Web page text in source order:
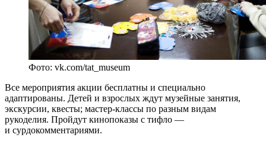
Фото: vk.com/tat_museum
Все мероприятия акции бесплатны и специально
адаптированы. Детей и взрослых ждут музейные занятия,
экскурсии, квесты; мастер-классы по разным видам
рукоделия. Пройдут кинопоказы с тифло —
и сурдокомментариями.